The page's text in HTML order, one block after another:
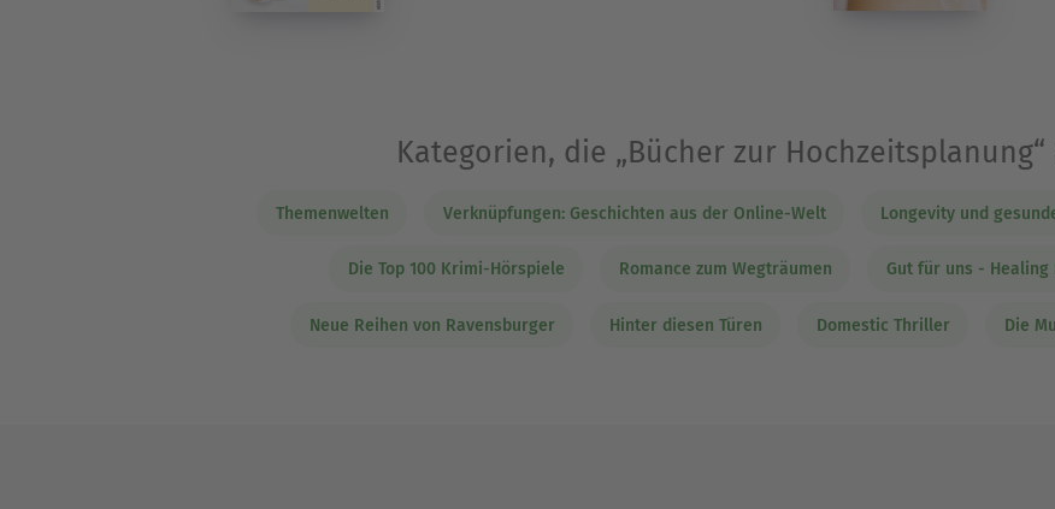
Kategorien, die „Bücher zur
Themenwelten Verknüpfungen: Geschichten aus der Online-Welt Longevity und
Die Top 100 Krimi-Hörspiele Romance zum Wegträumen Gut für uns - Healing
Neue Reihen von Ravensburger Hinter diesen Türen Domestic Thriller Die